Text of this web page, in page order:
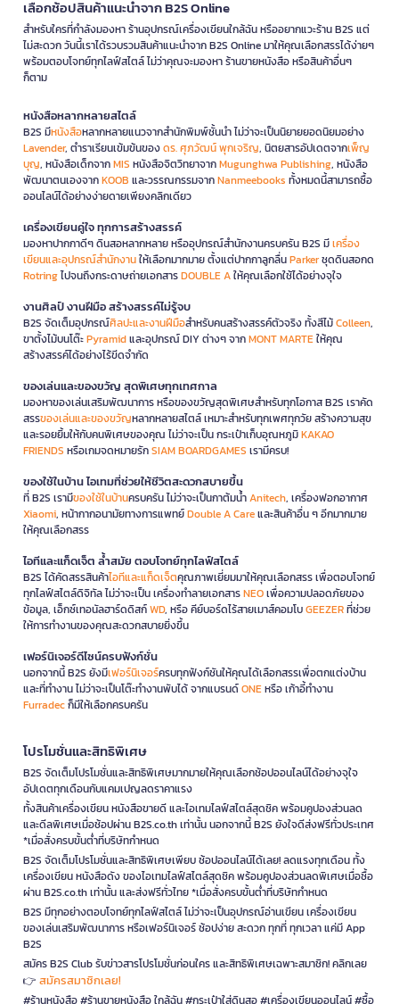
เลือกช้อปสินค้าแนะนำจาก B2S Online
สำหรับใครที่กำลังมองหา ร้านอุปกรณ์เครื่องเขียนใกล้ฉัน หรืออยากแวะร้าน B2S แต่
ไม่สะดวก วันนี้เราได้รวบรวมสินค้าแนะนำจาก B2S Online มาให้คุณเลือกสรรได้ง่ายๆ
พร้อมตอบโจทย์ทุกไลฟ์สไตล์ ไม่ว่าคุณจะมองหา ร้านขายหนังสือ หรือสินค้าอื่นๆ
ก็ตาม
หนังสือหลากหลายสไตล์
B2S มีหนังสือหลากหลายแนวจากสำนักพิมพ์ชั้นนำ ไม่ว่าจะเป็นนิยายยอดนิยมอย่าง
Lavender, ตำราเรียนเข้มข้นของดร. ศุภวัฒน์ พุกเจริญ, นิตยสารอัปเดตจากเพ็ญ
บุญ, หนังสือเด็กจากMIS หนังสือจิตวิทยาจากMugunghwa Publishing, หนังสือ
พัฒนาตนเองจากKOOB และวรรณกรรมจากNanmeebooks ทั้งหมดนี้สามารถซื้อ
ออนไลน์ได้อย่างง่ายดายเพียงคลิกเดียว
เครื่องเขียนคู่ใจ ทุกการสร้างสรรค์
มองหาปากกาดีๆ ดินสอหลากหลาย หรืออุปกรณ์สำนักงานครบครัน B2S มีเครื่อง
เขียนและอุปกรณ์สำนักงานให้เลือกมากมาย ตั้งแต่ปากกาลูกลื่นParkerชุดดินสอกด
Rotringไปจนถึงกระดาษถ่ายเอกสารDOUBLE Aให้คุณเลือกใช้ได้อย่างจุใจ
งานศิลป์ งานฝีมือ สร้างสรรค์ไม่รู้จบ
B2S จัดเต็มอุปกรณ์ศิลปะและงานฝีมือสำหรับคนสร้างสรรค์ตัวจริง ทั้งสีไม้Colleen,
ขาตั้งไม้บนโต๊ะPyramidและอุปกรณ์ DIY ต่างๆ จากMONT MARTEให้คุณ
สร้างสรรค์ได้อย่างไร้ขีดจำกัด
ของเล่นและของขวัญ สุดพิเศษทุกเทศกาล
มองหาของเล่นเสริมพัฒนาการ หรือของขวัญสุดพิเศษสำหรับทุกโอกาส B2S เราคัด
สรรของเล่นและของขวัญหลากหลายสไตล์ เหมาะสำหรับทุกเพศทุกวัย สร้างความสุข
และรอยยิ้มให้กับคนพิเศษของคุณ ไม่ว่าจะเป็น กระเป๋าเก็บอุณหภูมิKAKAO
FRIENDS หรือเกมจดหมายรักSIAM BOARDGAMES เรามีครบ!
ของใช้ในบ้าน ไอเทมที่ช่วยให้ชีวิตสะดวกสบายขึ้น
ที่ B2S เรามีของใช้ในบ้านครบครัน ไม่ว่าจะเป็นกาต้มน้ำAnitech, เครื่องฟอกอากาศ
Xiaomi, หน้ากากอนามัยทางการแพทย์Double A Careและสินค้าอื่น ๆ อีกมากมาย
ให้คุณเลือกสรร
ไอทีและแก็ดเจ็ต ล้ำสมัย ตอบโจทย์ทุกไลฟ์สไตล์
B2S ได้คัดสรรสินค้าไอทีและแก็ดเจ็ตคุณภาพเยี่ยมมาให้คุณเลือกสรร เพื่อตอบโจทย์
ทุกไลฟ์สไตล์ดิจิทัล ไม่ว่าจะเป็น เครื่องทำลายเอกสารNEOเพื่อความปลอดภัยของ
ข้อมูล, เอ็กซ์เทอนัลฮาร์ดดิสก์WD, หรือ คีย์บอร์ดไร้สายเมาส์คอมโบGEEZERที่ช่วย
ให้การทำงานของคุณสะดวกสบายยิ่งขึ้น
เฟอร์นิเจอร์ดีไซน์ครบฟังก์ชั่น
นอกจากนี้ B2S ยังมีเฟอร์นิเจอร์ครบทุกฟังก์ชันให้คุณได้เลือกสรรเพื่อตกแต่งบ้าน
และที่ทำงาน ไม่ว่าจะเป็นโต๊ะทำงานพับได้ จากแบรนด์ONEหรือ เก้าอี้ทำงาน
Furradecก็มีให้เลือกครบครัน
โปรโมชั่นและสิทธิพิเศษ
B2S จัดเต็มโปรโมชั่นและสิทธิพิเศษมากมายให้คุณเลือกช้อปออนไลน์ได้อย่างจุใจ
อัปเดตทุกเดือนกับแคมเปญลดราคาแรง
ทั้งสินค้าเครื่องเขียน หนังสือขายดี และไอเทมไลฟ์สไตล์สุดชิค พร้อมคูปองส่วนลด
และดีลพิเศษเมื่อช้อปผ่าน B2S.co.th เท่านั้น นอกจากนี้ B2S ยังใจดีส่งฟรีทั่วประเทศ
*เมื่อสั่งครบขั้นต่ำที่บริษัทกำหนด
B2S จัดเต็มโปรโมชั่นและสิทธิพิเศษเพียบ ช้อปออนไลน์ได้เลย! ลดแรงทุกเดือน ทั้ง
เครื่องเขียน หนังสือดัง ของไอเทมไลฟ์สไตล์สุดชิค พร้อมคูปองส่วนลดพิเศษเมื่อซื้อ
ผ่าน B2S.co.th เท่านั้น และส่งฟรีทั่วไทย *เมื่อสั่งครบขั้นต่ำที่บริษัทกำหนด
B2S มีทุกอย่างตอบโจทย์ทุกไลฟ์สไตล์ ไม่ว่าจะเป็นอุปกรณ์อ่านเขียน เครื่องเขียน
ของเล่นเสริมพัฒนาการ หรือเฟอร์นิเจอร์ ช้อปง่าย สะดวก ทุกที่ ทุกเวลา แค่มี App
B2S
สมัคร B2S Club รับข่าวสารโปรโมชั่นก่อนใคร และสิทธิพิเศษเฉพาะสมาชิก! คลิกเลย
👉 สมัครสมาชิกเลย!
#ร้านหนังสือ #ร้านขายหนังสือ ใกล้ฉัน #กระเป๋าใส่ดินสอ #เครื่องเขียนออนไลน์ #ซื้อ